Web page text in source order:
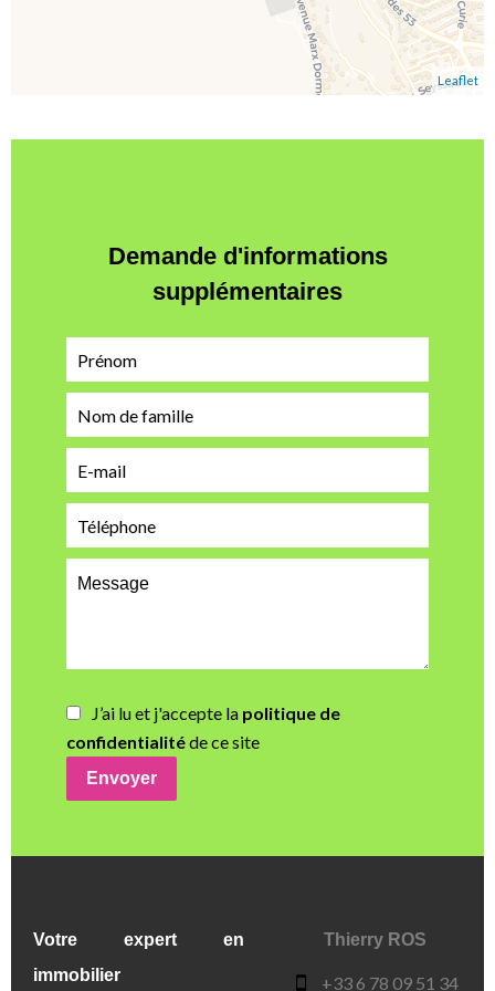
Leaflet
Demande d'informations
supplémentaires
J’ai lu et j'accepte la politique de
confidentialitéde ce site
Envoyer
Votre expert en
immobilier
Thierry ROS
+33 6 78 09 51 34